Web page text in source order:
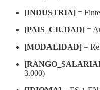
[INDUSTRIA] =
[PAIS_CIUDAD] =
[MODALIDAD] =
3.000)